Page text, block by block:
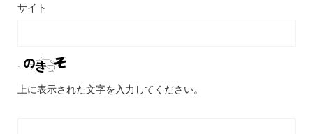
サイト
上に表示された文字を入力してください。